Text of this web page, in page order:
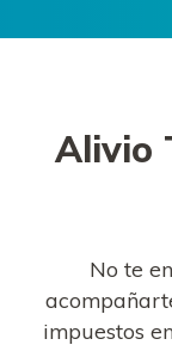
Alivio
No te
impuestos